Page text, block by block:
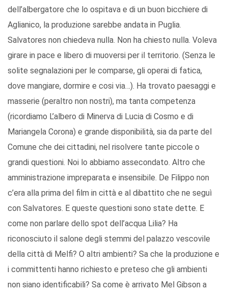
dell’albergatore che lo ospitava e di un buon bicchiere di
Aglianico, la produzione sarebbe andata in Puglia.
Salvatores non chiedeva nulla. Non ha chiesto nulla. Voleva
girare in pace e libero di muoversi per il territorio. (Senza le
solite segnalazioni per le comparse, gli operai di fatica,
dove mangiare, dormire e cosi via…). Ha trovato paesaggi e
masserie (peraltro non nostri), ma tanta competenza
(ricordiamo L’albero di Minerva di Lucia di Cosmo e di
Mariangela Corona) e grande disponibilità, sia da parte del
Comune che dei cittadini, nel risolvere tante piccole o
grandi questioni. Noi lo abbiamo assecondato. Altro che
amministrazione impreparata e insensibile. De Filippo non
c’era alla prima del film in città e al dibattito che ne seguì
con Salvatores. E queste questioni sono state dette. E
come non parlare dello spot dell’acqua Lilia? Ha
riconosciuto il salone degli stemmi del palazzo vescovile
della città di Melfi? O altri ambienti? Sa che la produzione e
i committenti hanno richiesto e preteso che gli ambienti
non siano identificabili? Sa come è arrivato Mel Gibson a